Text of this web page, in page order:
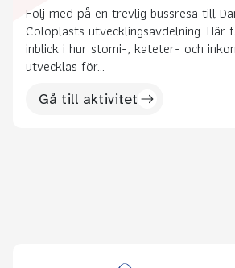
Följ med på en trevlig bussresa till
Coloplasts utvecklingsavdelning. Här
inblick i hur stomi-, kateter- och
utvecklas för...
Gå till aktivitet